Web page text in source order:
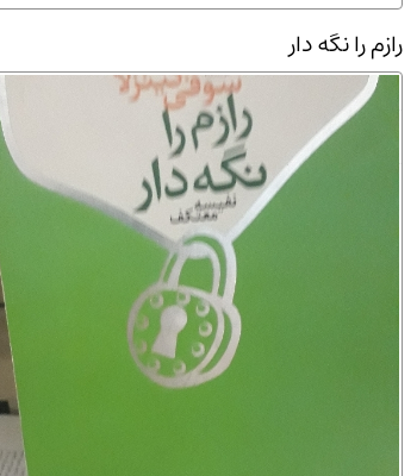
دانشگاه پیامـ نور
رازم را نگه دار